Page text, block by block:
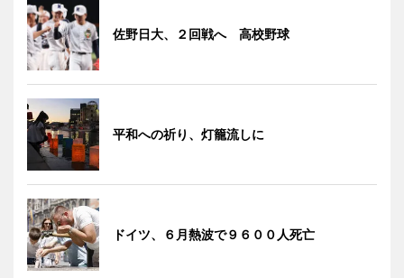
佐野日大、２回戦へ 高校野球
平和への祈り、灯籠流しに
ドイツ、６月熱波で９６００人死亡